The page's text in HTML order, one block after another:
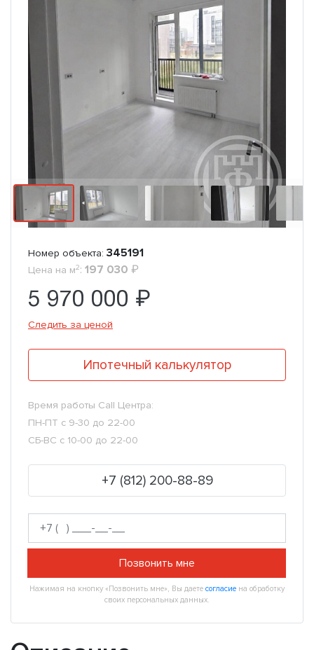
Номер объекта: 345191
Цена на м2: 197 030 ₽
5 970 000 ₽
Следить за ценой
Ипотечный калькулятор
Время работы Call Центра:
ПН-ПТ с 9-30 до 22-00
СБ-ВС с 10-00 до 22-00
+7 (812) 200-88-89
Позвонить мне
Нажимая на кнопку «Позвонить мне», Вы даете согласие на обработку
своих персональных данных.